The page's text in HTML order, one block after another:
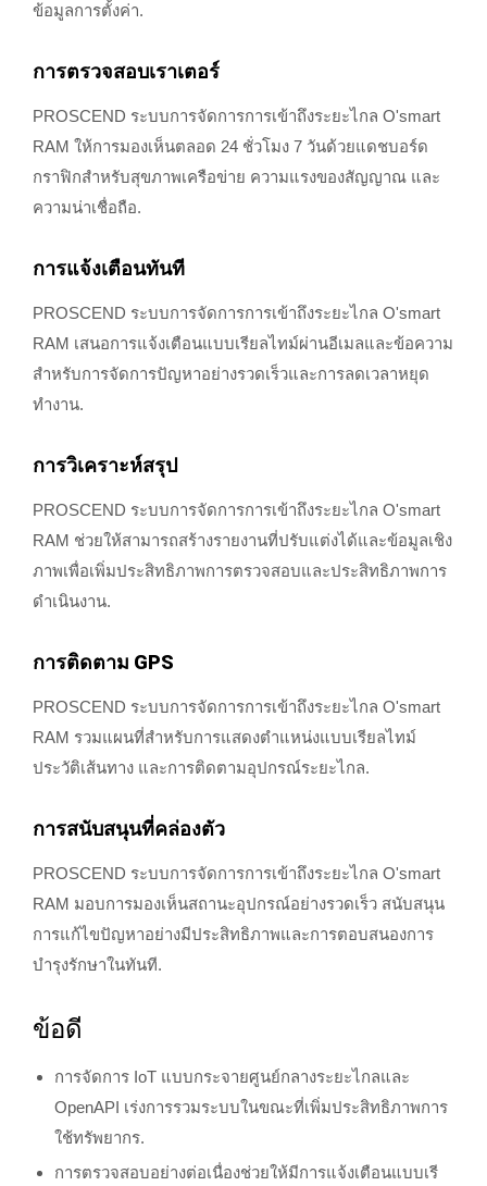
ข้อมูลการตั้งค่า.
การตรวจสอบเราเตอร์
PROSCEND ระบบการจัดการการเข้าถึงระยะไกล O'smart
RAM ให้การมองเห็นตลอด 24 ชั่วโมง 7 วันด้วยแดชบอร์ด
กราฟิกสำหรับสุขภาพเครือข่าย ความแรงของสัญญาณ และ
ความน่าเชื่อถือ.
การแจ้งเตือนทันที
PROSCEND ระบบการจัดการการเข้าถึงระยะไกล O'smart
RAM เสนอการแจ้งเตือนแบบเรียลไทม์ผ่านอีเมลและข้อความ
สำหรับการจัดการปัญหาอย่างรวดเร็วและการลดเวลาหยุด
ทำงาน.
การวิเคราะห์สรุป
PROSCEND ระบบการจัดการการเข้าถึงระยะไกล O'smart
RAM ช่วยให้สามารถสร้างรายงานที่ปรับแต่งได้และข้อมูลเชิง
ภาพเพื่อเพิ่มประสิทธิภาพการตรวจสอบและประสิทธิภาพการ
ดำเนินงาน.
การติดตาม GPS
PROSCEND ระบบการจัดการการเข้าถึงระยะไกล O'smart
RAM รวมแผนที่สำหรับการแสดงตำแหน่งแบบเรียลไทม์
ประวัติเส้นทาง และการติดตามอุปกรณ์ระยะไกล.
การสนับสนุนที่คล่องตัว
PROSCEND ระบบการจัดการการเข้าถึงระยะไกล O'smart
RAM มอบการมองเห็นสถานะอุปกรณ์อย่างรวดเร็ว สนับสนุน
การแก้ไขปัญหาอย่างมีประสิทธิภาพและการตอบสนองการ
บำรุงรักษาในทันที.
ข้อดี
การจัดการ IoT แบบกระจายศูนย์กลางระยะไกลและ
OpenAPI เร่งการรวมระบบในขณะที่เพิ่มประสิทธิภาพการ
ใช้ทรัพยากร.
การตรวจสอบอย่างต่อเนื่องช่วยให้มีการแจ้งเตือนแบบเรี